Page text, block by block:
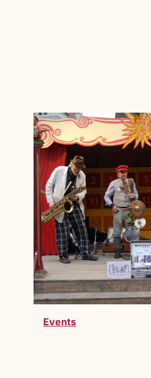
Events